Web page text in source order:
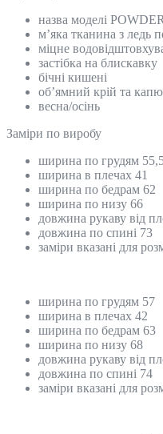
назва моделі
м’яка тканина з ледь
міцне
застібка на блискавку
бічні кишені
об’ямний крій та
весна/осінь
Замiри по виробу
ширина по грудям
ширина в плечах 41
ширина по бедрам 62
ширина по низу 66
довжина рукаву від
довжина по спині 73
заміри вказані для
ширина по грудям 57
ширина в плечах 42
ширина по бедрам 63
ширина по низу 68
довжина рукаву від
довжина по спині 74
заміри вказані для